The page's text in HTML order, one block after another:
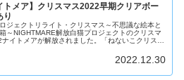
トメア】クリスマス2022早期クリアボー
り
ジェクトリライト・クリスマス～不思議な絵本と
～NIGHTMARE解放白猫プロジェクトのクリスマ
イトメアが解放されました。「ねないこクリスマ
2022.12.30